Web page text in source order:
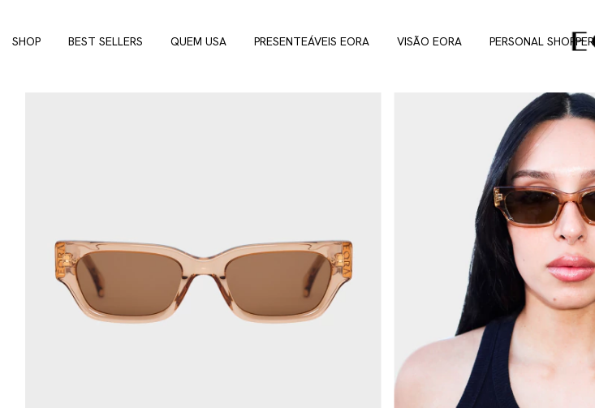
SHOP BEST SELLERS QUEM USA PRESENTEÁVEIS EORA VISÃO EORA PERSONAL SHOPPER